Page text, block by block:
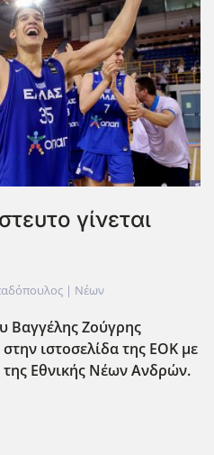
γίνεται
| Νέων
Βαγγέλης Ζούγρης
ιστοσελίδα της ΕΟΚ με
Εθνικής Νέων Ανδρών.